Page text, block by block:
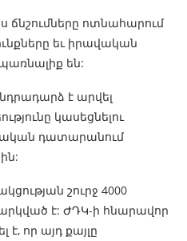
ճնշումները ոտնահարում
եւ իրավական
են:
է արվել
կասեցնելու
դատարանում
շուրջ 4000
է: ԺԴԿ-ի հնարավոր
է, որ այդ քայլը